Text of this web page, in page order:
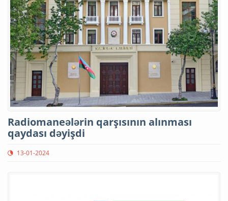
Radiomaneələrin qarşısının alınması
qaydası dəyişdi
13-01-2024